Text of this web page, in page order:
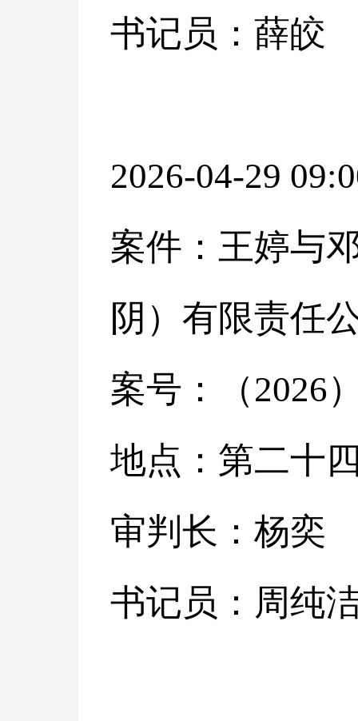
书记员：薛皎
2026-04-29
案件：王婷与
阴）有限责任
案号：（2026
地点：第二十
审判长：杨奕
书记员：周纯